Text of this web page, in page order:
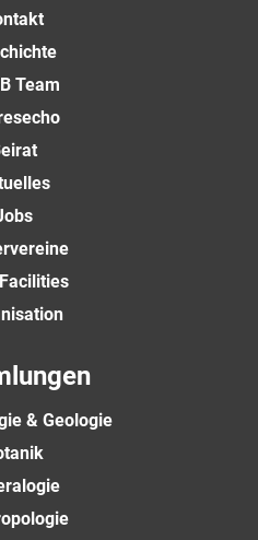
Team
& Geologie